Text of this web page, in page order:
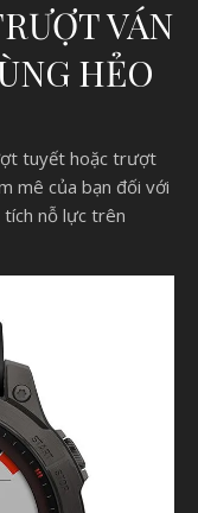
VÁN
HẺO
tuyết hoặc trượt
mê của bạn đối với
tích nỗ lực trên